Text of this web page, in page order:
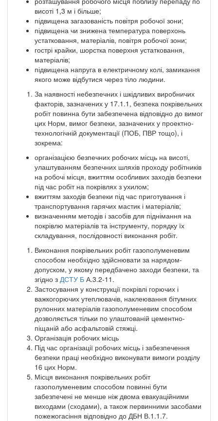
висоті 1,3 м і більше;
підвищена загазованість повітря робочої зони;
підвищена чи знижена температура поверхонь
устатковання, матеріалів, повітря робочої зони;
гострі крайки, шорстка поверхня устатковання,
матеріалів;
підвищена напруга в електричному колі, замикання
якого може відбутися через тіло людини.
За наявності небезпечних і шкідливих виробничих
факторів, зазначених у 17.1.1, безпека покрівельних
робіт повинна бути забезпечена відповідно до вимог
цих Норм, вимог безпеки, зазначених у проектно-
технологічній документації (ПОБ, ПВР тощо), і
зокрема:
організацією безпечних робочих місць на висоті,
улаштуванням безпечних шляхів проходу робітників
на робочі місця, вжиттям особливих заходів безпеки
під час робіт на покрівлях з ухилом;
вжиттям заходів безпеки під час приготування і
транспортування гарячих мастик і матеріалів;
визначенням методів і засобів для піднімання на
покрівлю матеріалів та інструменту, порядку їх
складування, послідовності виконання робіт.
Виконання покрівельних робіт газополуменевим
способом необхідно здійснювати за нарядом-
допуском, у якому передбачено заходи безпеки, та
згідно з ДСТУ Б А.3.2-11.
Застосування у конструкції покрівлі горючих і
важкогорючих утеплювачів, наклеювання бітумних
рулонних матеріалів газополуменевим способом
дозволяється тільки по улаштованій цементно-
піщаній або асфальтовій стяжці.
Організація робочих місць
Під час організації робочих місць і забезпечення
безпеки праці необхідно виконувати вимоги розділу
16 цих Норм.
Місця виконання покрівельних робіт
газополуменевим способом повинні бути
забезпечені не менше ніж двома евакуаційними
виходами (сходами), а також первинними засобами
пожежогасіння відповідно до ДБН В.1.1.7.